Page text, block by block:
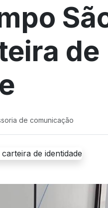
de
de comunicação